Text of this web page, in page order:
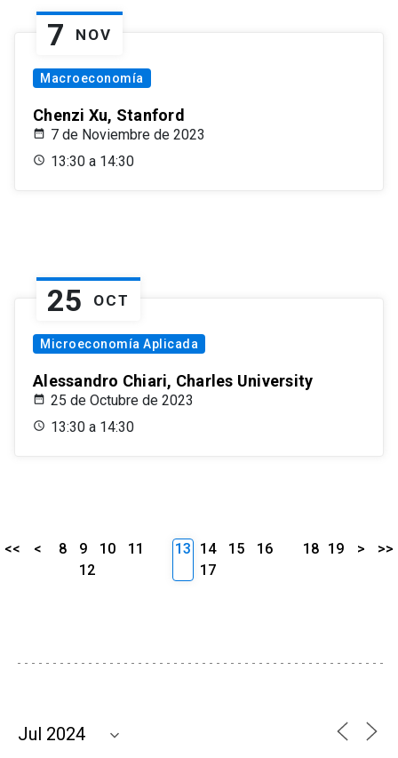
7 NOV
Macroeconomía
Chenzi Xu, Stanford
7 de Noviembre de 2023
13:30 a 14:30
25 OCT
Microeconomía Aplicada
Alessandro Chiari, Charles University
25 de Octubre de 2023
13:30 a 14:30
<< < 8 9 10
11
12
13 14 15
16
17
18 19 > >>